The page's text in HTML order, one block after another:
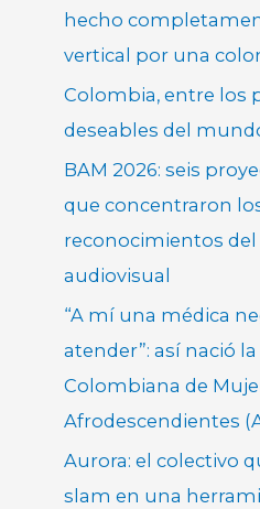
hecho
vertical por una
Colombia, entre los
deseables del
BAM 2026: seis
que concentraron
reconocimientos
audiovisual
“A mí una médica
atender”: así nació
Colombiana de
Afrodescendientes
Aurora: el colectivo
slam en una